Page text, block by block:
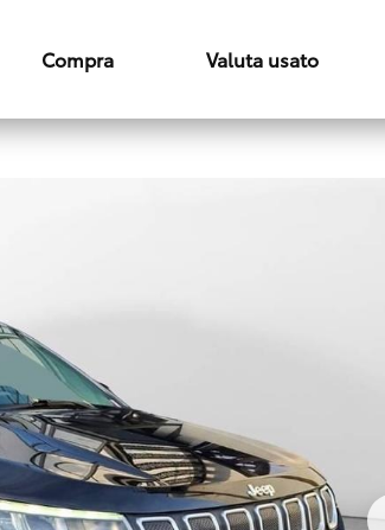
Compra Valuta usato